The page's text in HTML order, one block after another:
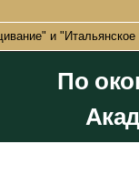
и
По